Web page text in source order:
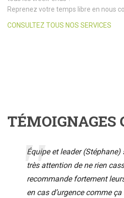
Reprenez votre temps libre en nous
CONSULTEZ TOUS NOS SERVICES
TÉMOIGNAGES
Équipe et leader
très attention de ne rien
recommande fortement
en cas d’urgence comme